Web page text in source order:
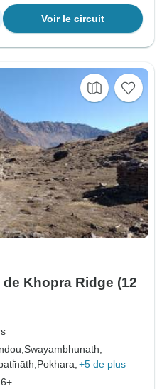
Voir le circuit
Khopra Ridge (12
Swayambhunath,
Pokhara, +5 de plus